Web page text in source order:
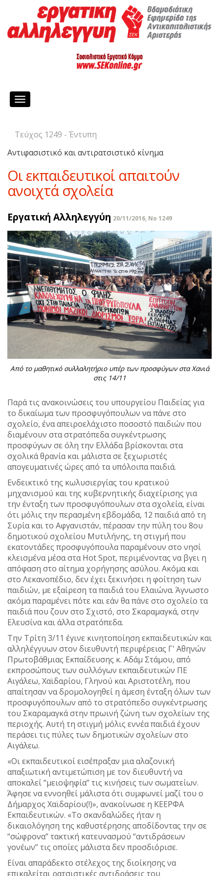
Toggle
Τεύχος 1249 - Έντυπη
Αντιφασιστικό και αντιρατσιστικό κίνημα
Οι εκπαιδευτικοί απαιτούν
ανοιχτά σχολεία
Εργατική Αλληλεγγύη 20/11/2016, No 1249
Από το μαθητικό συλλαλητήριο υπέρ των προσφύγων στα Χανιά
στις 14/11
Παρά τις ανακοινώσεις του υπουργείου Παιδείας για
το δικαίωμα των προσφυγόπουλων να πάνε στο
σχολείο, ένα απειροελάχιστο ποσοστό παιδιών που
διαμένουν στα στρατόπεδα συγκέντρωσης
προσφύγων σε όλη την Ελλάδα βρίσκονται στα
σχολικά θρανία και μάλιστα σε ξεχωριστές
απογευματινές ώρες από τα υπόλοιπα παιδιά.
Ενδεικτικό της κωλυσιεργίας του κρατικού
μηχανισμού και της κυβερνητικής διαχείρισης για
την ένταξη των προσφυγόπουλων στα σχολεία, είναι
ότι μόλις την περασμένη εβδομάδα, 12 παιδιά από τη
Συρία και το Αφγανιστάν, πέρασαν την πύλη του 8ου
δημοτικού σχολείου Μυτιλήνης, τη στιγμή που
εκατοντάδες προσφυγόπουλα παραμένουν στο νησί
κλεισμένα μέσα στα Hot Spot, περιμένοντας να βγει η
απόφαση στο αίτημα χορήγησης ασύλου. Aκόμα και
στο Λεκανοπέδιο, δεν έχει ξεκινήσει η φοίτηση των
παιδιών, με εξαίρεση τα παιδιά του Ελαιώνα. Άγνωστο
ακόμα παραμένει πότε και εάν θα πάνε στο σχολείο τα
παιδιά που ζουν στο Σχιστό, στο Σκαραμαγκά, στην
Ελευσίνα και άλλα στρατόπεδα.
Την Τρίτη 3/11 έγινε κινητοποίηση εκπαιδευτικών και
αλληλέγγυων στον διευθυντή περιφέρειας Γ' Αθηνών
Πρωτοβάθμιας Εκπαίδευσης κ. Αδάμ Στάμου, από
εκπροσώπους των συλλόγων εκπαιδευτικών ΠΕ
Αιγάλεω, Χαϊδαρίου, Γληνού και Αριστοτέλη, που
απαίτησαν να δρομολογηθεί η άμεση ένταξη όλων των
προσφυγόπουλων από το στρατόπεδο συγκέντρωσης
του Σκαραμαγκά στην πρωινή ζώνη των σχολείων της
περιοχής. Αυτή τη στιγμή μόλις εννέα παιδιά έχουν
περάσει τις πύλες των δημοτικών σχολείων στο
Αιγάλεω.
«Οι εκπαιδευτικοί εισέπραξαν μια αλαζονική
απαξιωτική αντιμετώπιση με τον διευθυντή να
αποκαλεί “μειοψηφία” τις κινήσεις των σωματείων.
Άφησε να εννοηθεί μάλιστα ότι συμφωνεί μαζί του ο
Δήμαρχος Χαϊδαρίου(!)», ανακοίνωσε η ΚΕΕΡΦΑ
Εκπαιδευτικών. «Το σκανδαλώδες ήταν η
δικαιολόγηση της καθυστέρησης αποδίδοντας την σε
“σώφρονα” τακτική κατευνασμού “αντιδράσεων
γονέων” τις οποίες μάλιστα δεν προσδιόρισε.
Είναι απαράδεκτο στέλεχος της διοίκησης να
επικαλείται ρατσιστικές αντιδράσεις του